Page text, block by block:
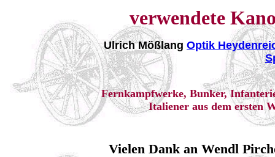
verwendete
Ulrich Mößlang Optik
Fernkampfwerke, Bunker,
Italiener aus dem ersten
Vielen Dank an Wendl